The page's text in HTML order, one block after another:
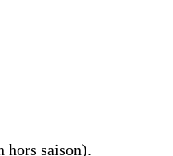
hors saison).